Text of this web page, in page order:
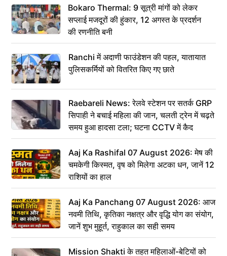
Bokaro Thermal: 9 सूत्री मांगों को लेकर
सप्लाई मजदूरों की हुंकार, 12 अगस्त के प्रदर्शन
की रणनीति बनी
Ranchi में अदाणी फाउंडेशन की पहल, यातायात
पुलिसकर्मियों को वितरित किए गए छाते
Raebareli News: रेलवे स्टेशन पर सतर्क GRP
सिपाही ने बचाई महिला की जान, चलती ट्रेन में चढ़ते
समय हुआ हादसा टला; घटना CCTV में कैद
Aaj Ka Rashifal 07 August 2026: मेष की
चमकेगी किस्मत, वृष को मिलेगा अटका धन, जानें 12
राशियों का हाल
Aaj Ka Panchang 07 August 2026: आज
नवमी तिथि, कृतिका नक्षत्र और वृद्धि योग का संयोग,
जानें शुभ मुहूर्त, राहुकाल का सही समय
Mission Shakti के तहत महिलाओं-बेटियों को